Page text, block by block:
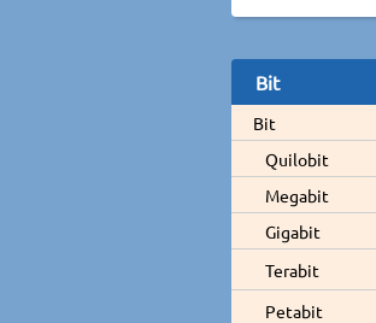
Bit
Bit
Quilobit
Megabit
Gigabit
Terabit
Petabit